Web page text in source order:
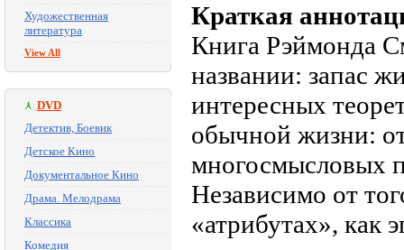
Художественная
литература
View All
DVD
Детектив, Боевик
Детское Кино
Документальное Кино
Драма. Мелодрама
Классика
Комедия
Краткая
Книга Рэймонда
названии: запас
интересных
обычной жизни:
многосмысловых
Независимо от
«атрибутах», как